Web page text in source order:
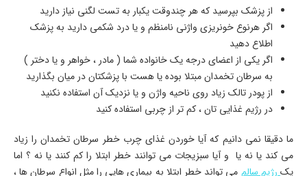
از پزشک بپرسید که هر چندوقت یکبار به تست لگنی نیاز دارید
اگر هرنوع خونریزی واژنی نامنظم و یا درد شکمی دارید به پزشک
اطلاع دهید
اگر یکی از اعضای درجه یک خانواده شما ( مادر ، خواهر و یا دختر )
به سرطان تخمدان مبتلا بوده یا هست با پزشکتان در میان بگذارید
از پودر تالک زیاد روی ناحیه واژن و یا نزدیک آن استفاده نکنید
در رژیم غذایی تان ، کم تر از چربی استفاده کنید
ما دقیقا نمی دانیم که آیا خوردن غذای چرب خطر سرطان تخمدان را زیاد
می کند یا نه یا و آیا سبزیجات می توانند خطر ابتلا را کم کنند یا نه ؟ اما
یکرژیم سالم می تواند خطر ابتلا به بیماری هایی را مثل انواع سرطان ها ،